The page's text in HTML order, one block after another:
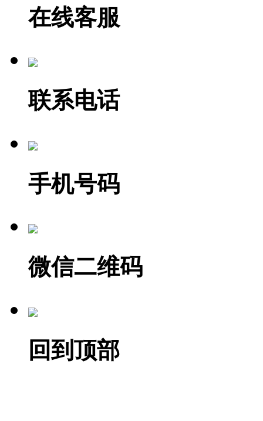
在线客服
联系电话
手机号码
微信二维码
回到顶部